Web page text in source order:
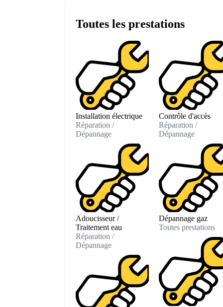
Toutes les prestations
Installation électrique
Réparation /
Dépannage
Adoucisseur /
Traitement eau
Réparation /
Dépannage
Contrôle d'accès
Réparation /
Dépannage
Dépannage gaz
Toutes prestations